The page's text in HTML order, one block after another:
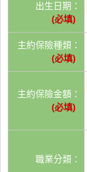
出生日期：
(必填)
主約保險種類：
(必填)
主約保險金額：
(必填)
職業分類：